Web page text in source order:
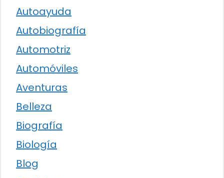
Autoayuda
Autobiografía
Automotriz
Automóviles
Aventuras
Belleza
Biografía
Biología
Blog